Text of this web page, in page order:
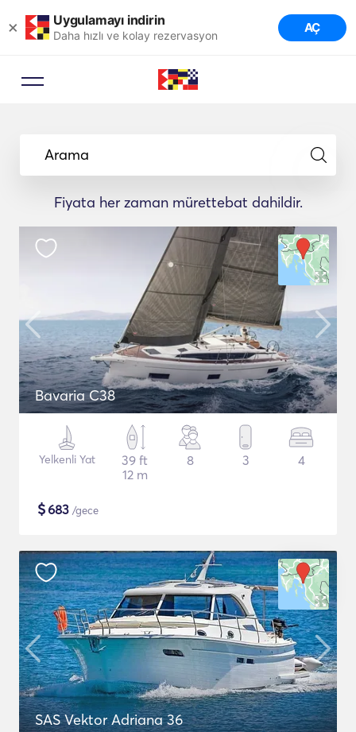
× Uygulamayı indirin
Daha hızlı ve kolay rezervasyon AÇ
Arama
Fiyata her zaman mürettebat dahildir.
Bavaria C38
Yelkenli Yat
39 ft
12 m
8 3 4
$683 /gece
SAS Vektor Adriana 36